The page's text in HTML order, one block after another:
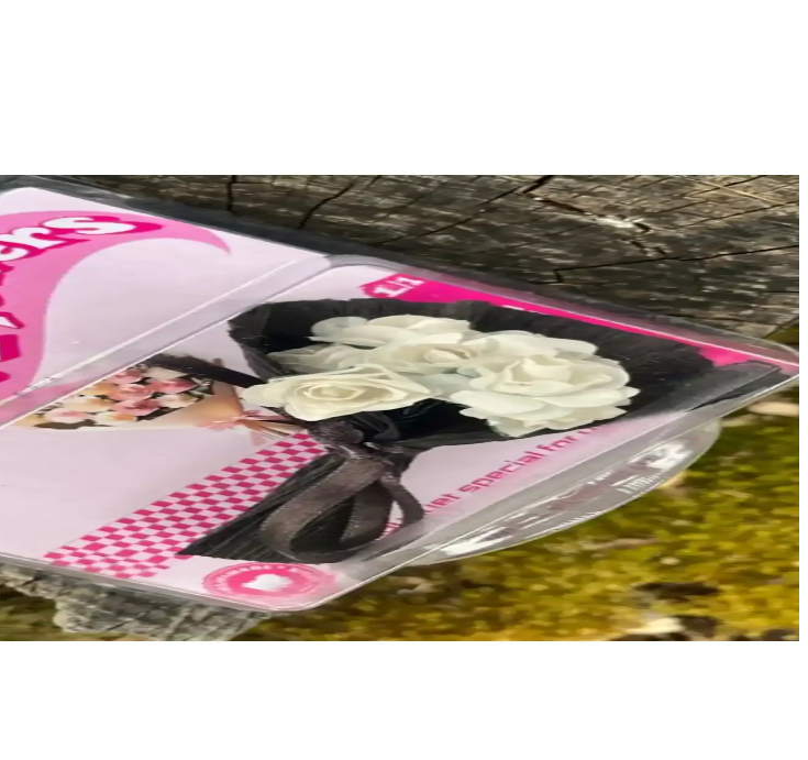
Önerileri
çıkar. Kullanım pratikliği ve güvenlik unsurları hediye seçiminde önemli rol oynar.
Tasarım
ve sevimli bir örgü oyuncaktır. Kıyafet seçenekleri ve kaliteli dolgu malzemeleriyle dayanıklıdır.
Projesi
ve sanatsal bir hediye ortaya koyuyor. Projede kalıp kullanımı ve kumaş seçimi detayları paylaşılıyor.
Ulaşmak
getiriyor. Tasarım önerileri ve hediye değeriyle makrome çantalar öne çıkıyor.
şık dokunuş sağlar, uzun ömürlü ve pratik kullanım sunar.
estetik ve pratiklik sağlar, yüksek kullanıcı memnuniyeti ile günlük not alma deneyimini zenginleştirir.